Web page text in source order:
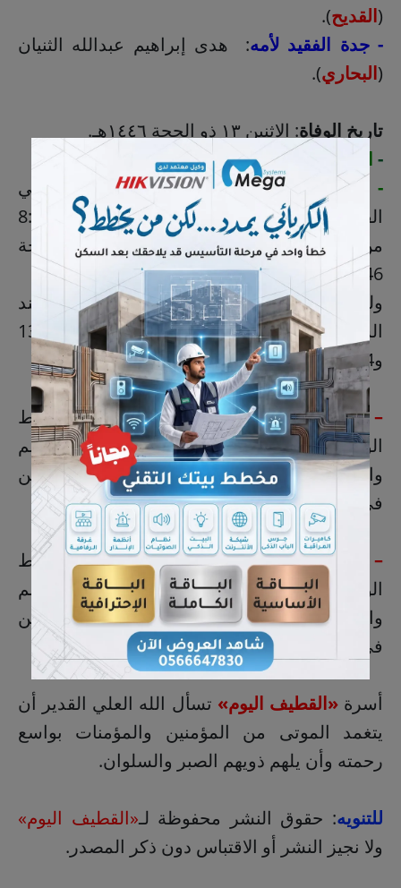
(القديح).
- جدة الفقيد لأمه: هدى إبراهيم عبدالله الثنيان
(البحاري).
تاريخ الوفاة: الاثنين ١٣ ذو الحجة ١٤٤٦هـ.
- التشييع
- الفاتحة
: الرجال: (مأتم الولاية) قبو السيد علي
القلاف بحي الشاطئ (
الموقع
)، عند الساعة 8:15
من مساء يومي الإثنين والثلاثاء 13 و14 ذو الحجة
1446هـ.
وللنساء: قبو عتوق في حي الشاطئ (الموقع)، عند
الساعة 8:00 من مساء يومي الإثنين والثلاثاء 13
و14 ذو الحجة 1446هـ.
– للرجال: تستقبل العائلة التعازي على رابط
الواتسابللرجال (اضغط هنا)، يرجى كتابة الاسم
والتعزية ومغادرة المجموعة لإتاحة الفرصة للآخرين
في تقديم التعزية.
– للنساء: تستقبل العائلة التعازي على رابط
الواتسابللنساء( اضغط هنا)، يرجى كتابة الاسم
والتعزية ومغادرة المجموعة لإتاحة الفرصة للآخرين
في تقديم التعزية.
أسرة«القطيف اليوم» تسأل الله العلي القدير أن
يتغمد الموتى من المؤمنين والمؤمنات بواسع
رحمته وأن يلهم ذويهم الصبر والسلوان.
للتنويه: حقوق النشر محفوظة لـ«القطيف اليوم»
ولا نجيز النشر أو الاقتباس دون ذكر المصدر.